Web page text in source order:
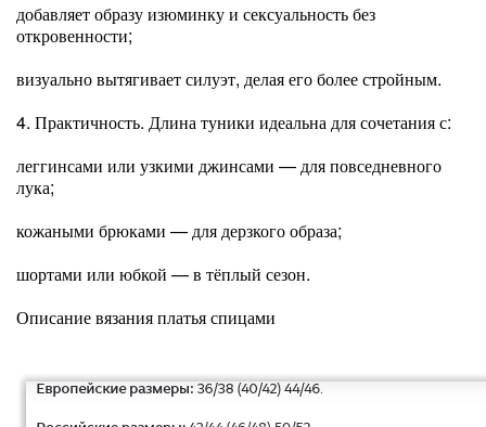
добавляет образу изюминку и сексуальность без
откровенности;
визуально вытягивает силуэт, делая его более стройным.
4. Практичность. Длина туники идеальна для сочетания с:
леггинсами или узкими джинсами — для повседневного
лука;
кожаными брюками — для дерзкого образа;
шортами или юбкой — в тёплый сезон.
Описание вязания платья спицами